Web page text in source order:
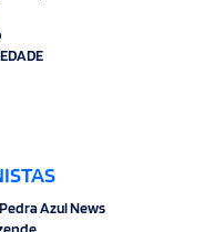
Azul News